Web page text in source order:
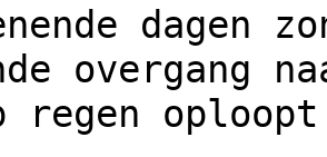
overgang
regen